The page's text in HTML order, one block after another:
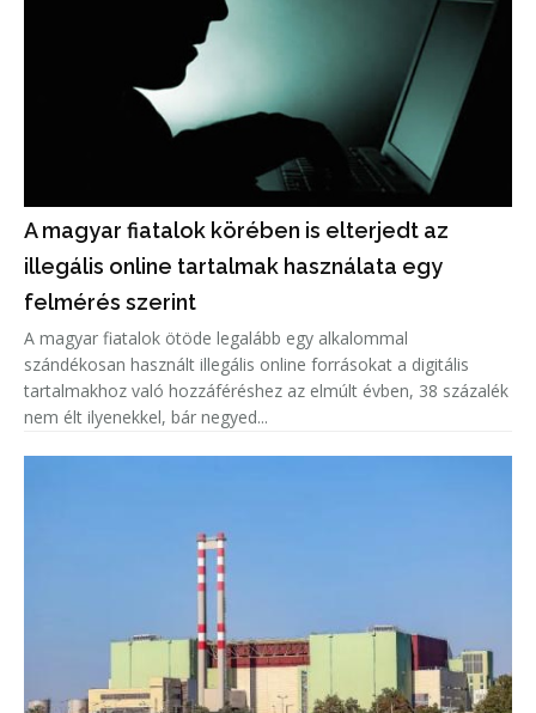
A magyar fiatalok körében is elterjedt az
illegális online tartalmak használata egy
felmérés szerint
A magyar fiatalok ötöde legalább egy alkalommal
szándékosan használt illegális online forrásokat a digitális
tartalmakhoz való hozzáféréshez az elmúlt évben, 38 százalék
nem élt ilyenekkel, bár negyed...